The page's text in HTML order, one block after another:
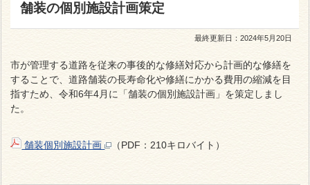
舗装の個別施設計画策定
最終更新日：2024年5月20日
市が管理する道路を従来の事後的な修繕対応から計画的な修繕を
することで、道路舗装の長寿命化や修繕にかかる費用の縮減を目
指すため、令和6年4月に「舗装の個別施設計画」を策定しまし
た。
舗装個別施設計画 （PDF：210キロバイト）